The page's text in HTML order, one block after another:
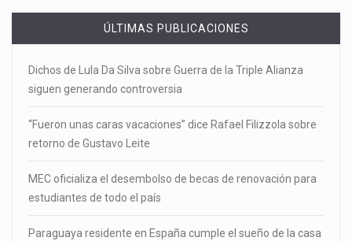
ÚLTIMAS PUBLICACIONES
Dichos de Lula Da Silva sobre Guerra de la Triple Alianza
siguen generando controversia
“Fueron unas caras vacaciones” dice Rafael Filizzola sobre
retorno de Gustavo Leite
MEC oficializa el desembolso de becas de renovación para
estudiantes de todo el país
Paraguaya residente en España cumple el sueño de la casa